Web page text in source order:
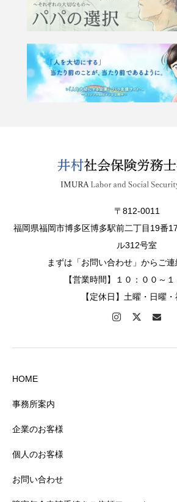
〒812-0011
福岡県福岡市博多区博多駅前二丁目19番
ル312号室
まずは「お問い合わせ」からご連
【営業時間】１０：００～
【定休日】土曜・日曜・
HOME
事務所案内
企業のお客様
個人のお客様
お問い合わせ